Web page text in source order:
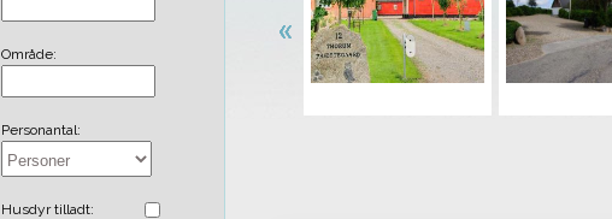
Område:
Personantal:
Husdyr tilladt: